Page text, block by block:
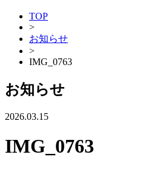
TOP
>
お知らせ
>
IMG_0763
お知らせ
2026.03.15
IMG_0763